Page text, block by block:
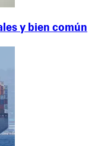
y bien común